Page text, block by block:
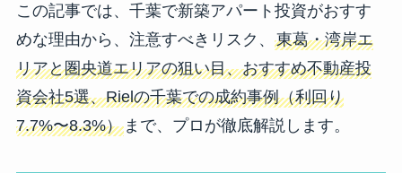
この記事では、千葉で新築アパート投資がおすす
めな理由から、注意すべきリスク、 東葛・湾岸エ
リアと圏央道エリアの狙い目、おすすめ不動産投
資会社5選、Rielの千葉での成約事例（利回り
7.7%〜8.3%）まで、プロが徹底解説します。